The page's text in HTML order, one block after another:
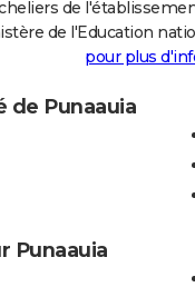
de
de l'Education
pour plus
de Punaauia
Punaauia